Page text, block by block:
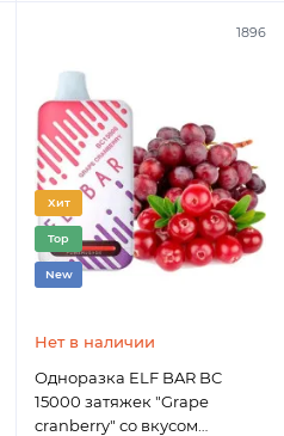
1896
Хит
Top
New
Нет в наличии
Одноразка ELF BAR BC
15000 затяжек "Grape
cranberry" со вкусом